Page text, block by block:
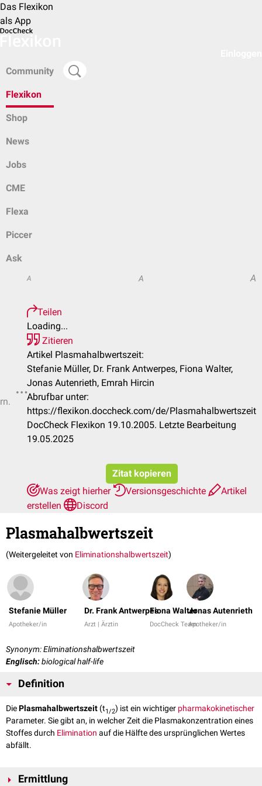
Das Flexikon
als App
Community
Flexikon
Shop
News
Jobs
CME
Flexa
Piccer
Ask
A A A
Teilen
Loading...
Zitieren
Artikel Plasmahalbwertszeit:
Stefanie Müller, Dr. Frank Antwerpes, Fiona Walter,
Jonas Autenrieth, Emrah Hircin
Abrufbar unter:
https://flexikon.doccheck.com/de/Plasmahalbwertszeit
DocCheck Flexikon 19.10.2005. Letzte Bearbeitung
19.05.2025
Zitat kopieren
Was zeigt hierher
Versionsgeschichte
Artikel
erstellen
Discord
Plasmahalbwertszeit
(Weitergeleitet von Eliminationshalbwertszeit)
Stefanie Müller
Apotheker/in
Dr. Frank Antwerpes
Arzt | Ärztin
Fiona Walter
DocCheck Team
Jonas Autenrieth
Apotheker/in
Synonym: Eliminationshalbwertszeit
Englisch:biological half-life
Definition
DiePlasmahalbwertszeit (t1/2) ist ein wichtiger pharmakokinetischer
Parameter. Sie gibt an, in welcher Zeit die Plasmakonzentration eines
Stoffes durch Elimination auf die Hälfte des ursprünglichen Wertes
abfällt.
Ermittlung